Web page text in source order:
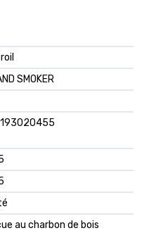
SMOKER
au charbon de bois